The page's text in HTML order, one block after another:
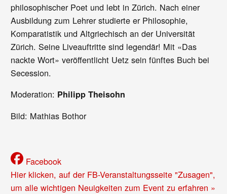
philosophischer Poet und lebt in Zürich. Nach einer
Ausbildung zum Lehrer studierte er Philosophie,
Komparatistik und Altgriechisch an der Universität
Zürich. Seine Liveauftritte sind legendär! Mit «Das
nackte Wort» veröffentlicht Uetz sein fünftes Buch bei
Secession.
Moderation: Philipp Theisohn
Bild: Mathias Bothor
Facebook
Hier klicken, auf der FB-Veranstaltungsseite "Zusagen",
um alle wichtigen Neuigkeiten zum Event zu erfahren »